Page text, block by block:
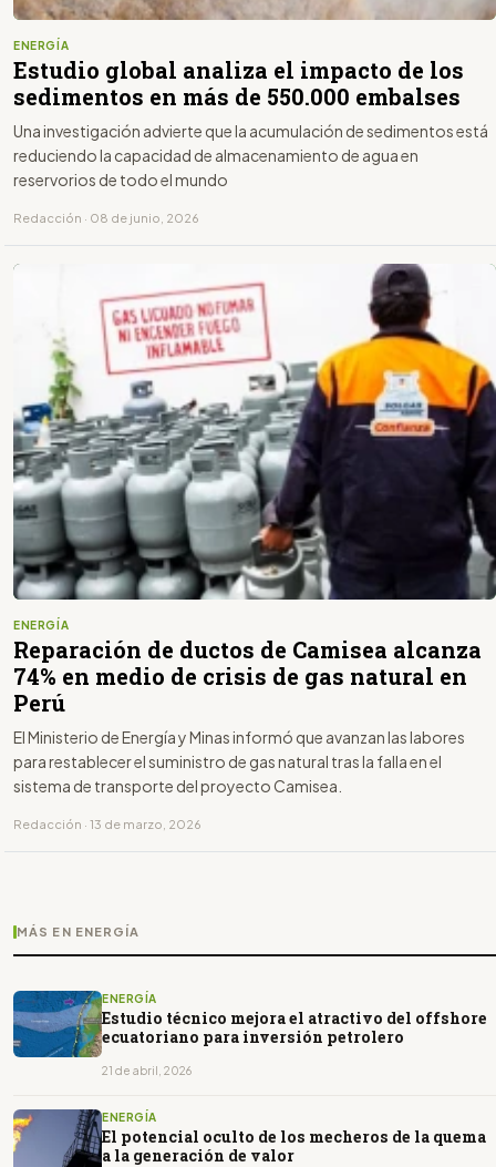
ENERGÍA
Estudio global analiza el impacto de los
sedimentos en más de 550.000 embalses
Una investigación advierte que la acumulación de sedimentos está
reduciendo la capacidad de almacenamiento de agua en
reservorios de todo el mundo
Redacción · 08 de junio, 2026
ENERGÍA
Reparación de ductos de Camisea alcanza
74% en medio de crisis de gas natural en
Perú
El Ministerio de Energía y Minas informó que avanzan las labores
para restablecer el suministro de gas natural tras la falla en el
sistema de transporte del proyecto Camisea.
Redacción · 13 de marzo, 2026
MÁS EN ENERGÍA
ENERGÍA
Estudio técnico mejora el atractivo del offshore
ecuatoriano para inversión petrolero
21 de abril, 2026
ENERGÍA
El potencial oculto de los mecheros de la quema
a la generación de valor